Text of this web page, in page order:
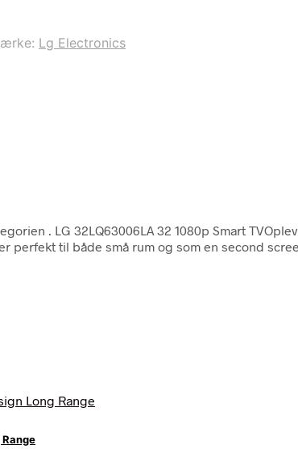
Lg Electronics
. LG 32LQ63006LA 32 1080p Smart
perfekt til både små rum og som en second